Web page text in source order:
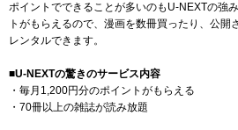
ポイントでできることが多いのもU-NEXTの強
トがもらえるので、漫画を数冊買ったり、公開
レンタルできます。
■U-NEXTの驚きのサービス内容
・毎月 1,200円分のポイントがもらえる
・70冊以上の雑誌が読み放題